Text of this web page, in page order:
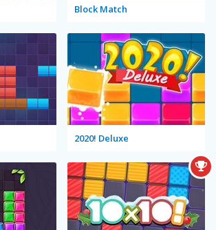
Block Match
2020! Deluxe